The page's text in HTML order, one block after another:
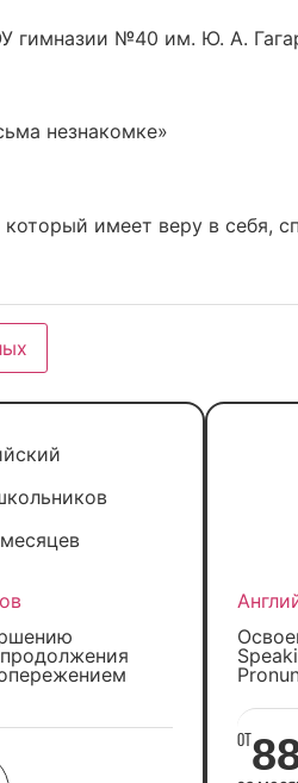
гимназии №40 им. Ю. А.
незнакомке»
который имеет веру в себя,
от